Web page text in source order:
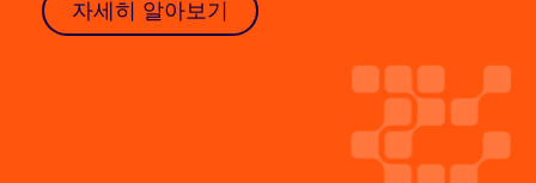
자세히 알아보기